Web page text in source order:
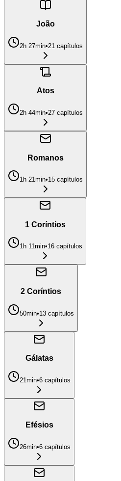
João
2h 27min•21 capítulos
Atos
2h 44min•27 capítulos
Romanos
1h 21min•15 capítulos
1 Coríntios
1h 11min•16 capítulos
2 Coríntios
50min•13 capítulos
Gálatas
21min•6 capítulos
Efésios
26min•6 capítulos